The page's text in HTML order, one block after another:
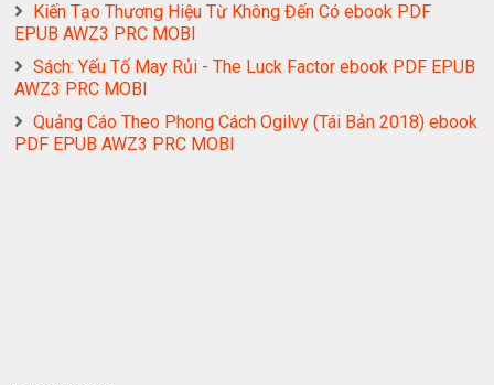
Kiến Tạo Thương Hiệu Từ Không Đến Có ebook PDF
EPUB AWZ3 PRC MOBI
Sách: Yếu Tố May Rủi - The Luck Factor ebook PDF EPUB
AWZ3 PRC MOBI
Quảng Cáo Theo Phong Cách Ogilvy (Tái Bản 2018) ebook
PDF EPUB AWZ3 PRC MOBI